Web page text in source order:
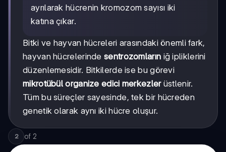
ayrılarak hücrenin kromozom sayısı iki
katına çıkar.
Bitki ve hayvan hücreleri arasındaki önemli fark,
hayvan hücrelerindesentrozomların iğ ipliklerini
düzenlemesidir. Bitkilerde ise bu görevi
mikrotübül organize edici merkezlerüstlenir.
Tüm bu süreçler sayesinde, tek bir hücreden
genetik olarak aynı iki hücre oluşur.
2 of 2